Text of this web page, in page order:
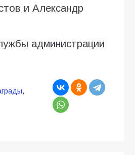
и Александр
администрации
,